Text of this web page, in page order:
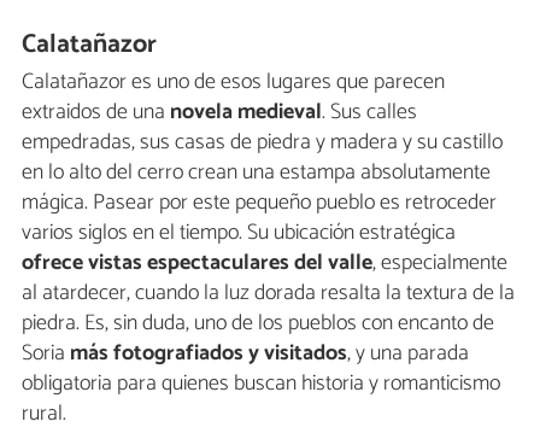
Calatañazor
Calatañazor es uno de esos lugares que parecen
extraidos de una novela medieval. Sus calles
empedradas, sus casas de piedra y madera y su castillo
en lo alto del cerro crean una estampa absolutamente
mágica. Pasear por este pequeño pueblo es retroceder
varios siglos en el tiempo. Su ubicación estratégica
ofrece vistas espectaculares del valle, especialmente
al atardecer, cuando la luz dorada resalta la textura de la
piedra. Es, sin duda, uno de los pueblos con encanto de
Soria más fotografiados y visitados, y una parada
obligatoria para quienes buscan historia y romanticismo
rural.